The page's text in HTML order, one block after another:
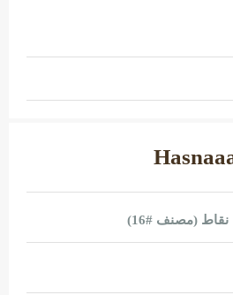
نقاط (مصنف #16
)